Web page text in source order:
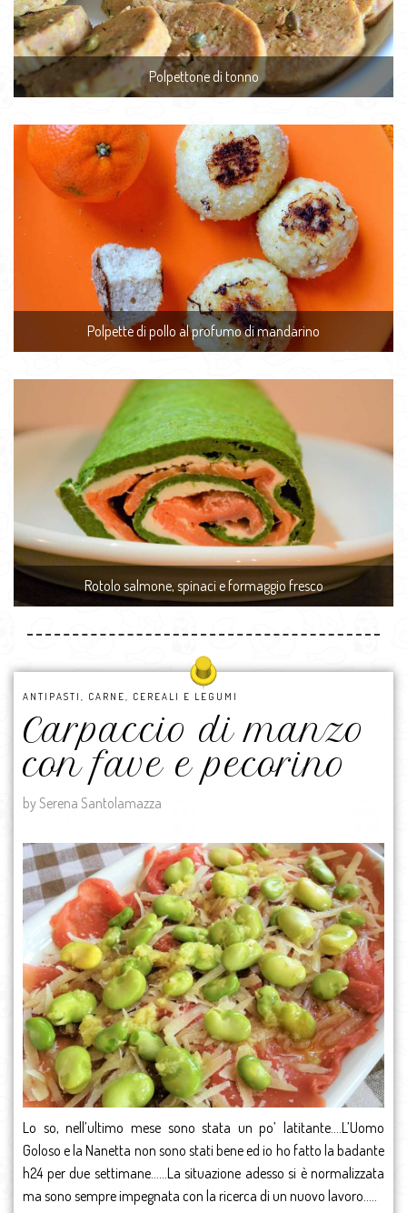
Polpettone di tonno
Polpette di pollo al profumo di mandarino
Rotolo salmone, spinaci e formaggio fresco
ANTIPASTI CARNE CEREALI E LEGUMI
Carpaccio di manzo
con fave e pecorino
by Serena Santolamazza
Lo so, nell’ultimo mese sono stata un po’ latitante….L’Uomo
Goloso e la Nanetta non sono stati bene ed io ho fatto la badante
h24 per due settimane……La situazione adesso si è normalizzata
ma sono sempre impegnata con la ricerca di un nuovo lavoro…..